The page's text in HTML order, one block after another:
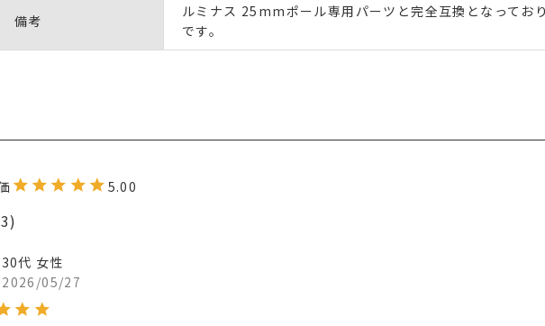
備考
ルミナス 25mmポール専用パーツと完全互換となってお
です。
5.00
3
30代 女性
2026/05/27